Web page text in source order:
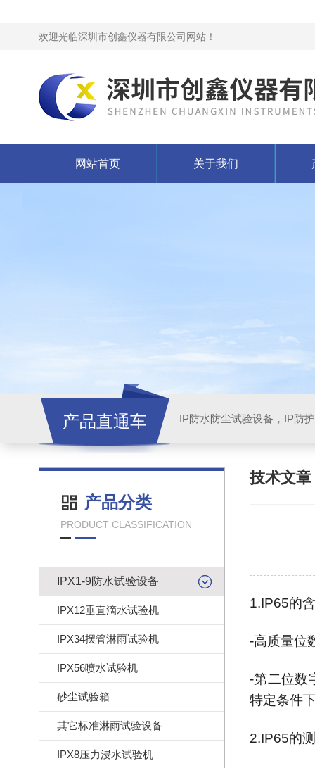
欢迎光临深圳市创鑫仪器有限公司网站！
网站首页 关于我们
产品直通车
产品分类
PRODUCT CLASSIFICATION
IPX1-9防水试验设备
IPX12垂直滴水试验机
IPX34摆管淋雨试验机
IPX56喷水试验机
砂尘试验箱
其它标准淋雨试验设备
IPX8压力浸水试验机
技术文章
1.IP65的
-高质量位
-第二位数
特定条件
2.IP65的